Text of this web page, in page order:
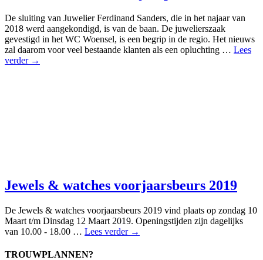
De sluiting van Juwelier Ferdinand Sanders, die in het najaar van
2018 werd aangekondigd, is van de baan. De juwelierszaak
gevestigd in het WC Woensel, is een begrip in de regio. Het nieuws
zal daarom voor veel bestaande klanten als een opluchting … Lees
verder →
Jewels & watches voorjaarsbeurs 2019
De Jewels & watches voorjaarsbeurs 2019 vind plaats op zondag 10
Maart t/m Dinsdag 12 Maart 2019. Openingstijden zijn dagelijks
van 10.00 - 18.00 … Lees verder →
TROUWPLANNEN?